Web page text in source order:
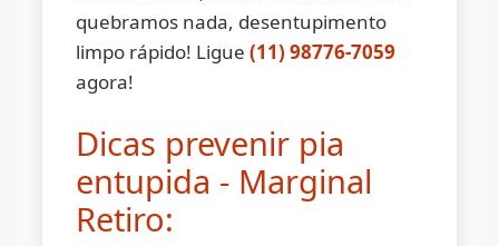
quebramos nada, desentupimento
limpo rápido! Ligue(11) 98776-7059
agora!
Dicas prevenir pia
entupida - Marginal
Retiro: